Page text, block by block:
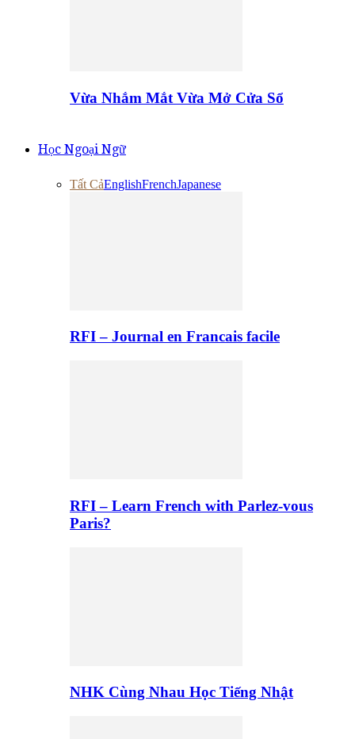
Vừa Nhắm Mắt Vừa Mở Cửa Sổ
Học Ngoại Ngữ
Tất CảEnglishFrenchJapanese
RFI – Journal en Francais facile
RFI – Learn French with Parlez-vous
Paris?
NHK Cùng Nhau Học Tiếng Nhật